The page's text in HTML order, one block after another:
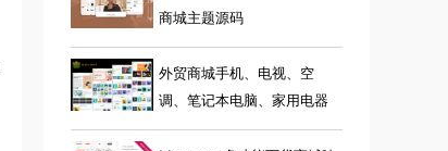
商城主题源码
外贸商城手机、电视、空
调、笔记本电脑、家用电器
小工具电子商店 Elementor